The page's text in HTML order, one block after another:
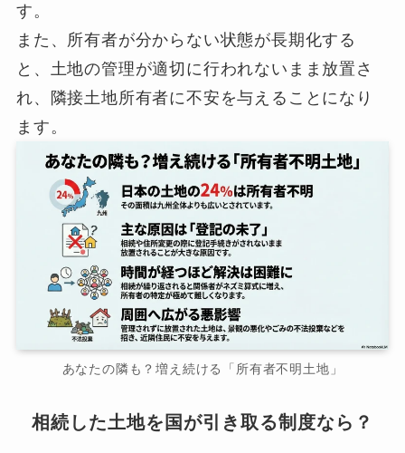
す。
また、所有者が分からない状態が長期化する
と、土地の管理が適切に行われないまま放置さ
れ、隣接土地所有者に不安を与えることになり
ます。
あなたの隣も？増え続ける「所有者不明土地」
相続した土地を国が引き取る制度なら？